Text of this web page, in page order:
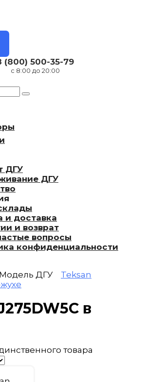
(800) 500-35-79
с 8:00 до 20:00
ДГУ
ДГУ
и доставка
и возврат
вопросы
конфиденциальности
ДГУ
Teksan
в
товара